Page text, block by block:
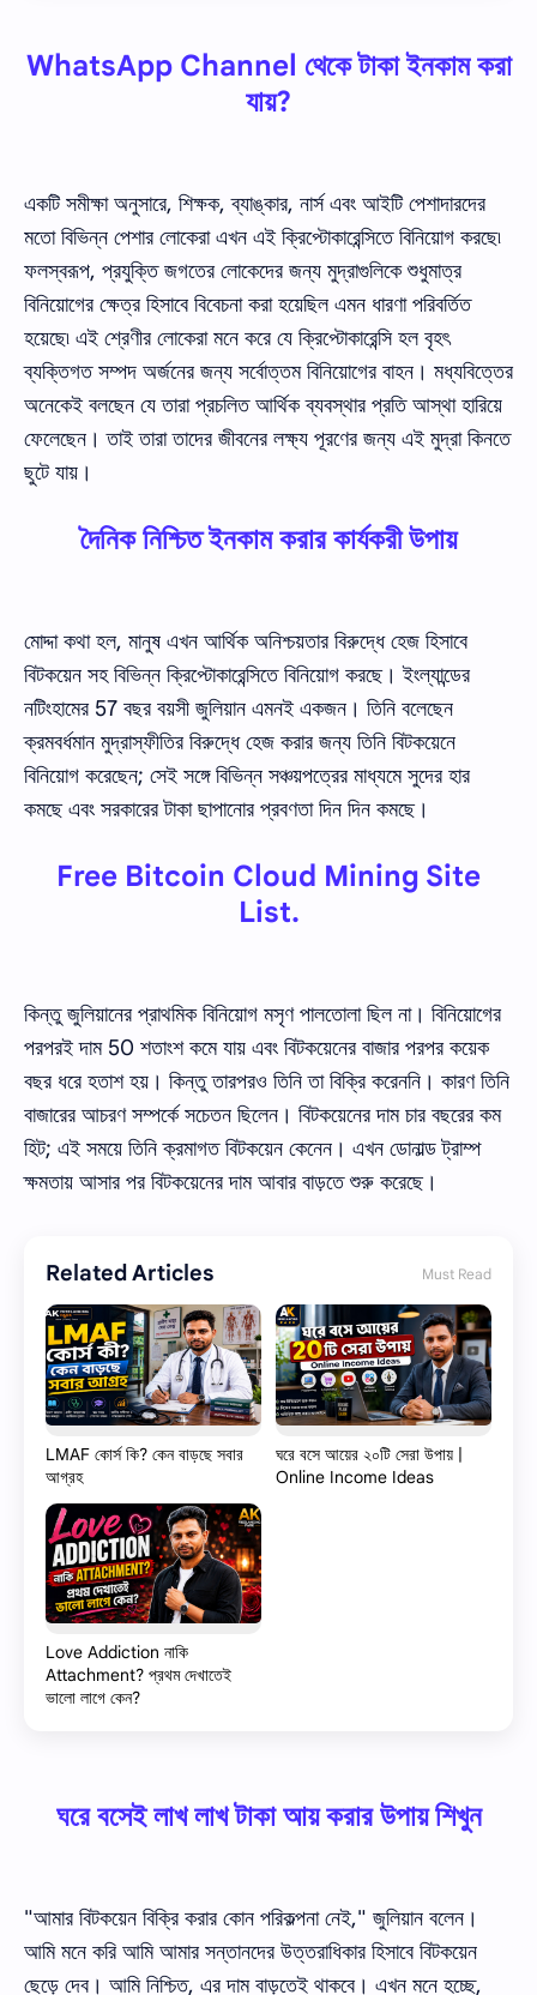
WhatsApp Channel থেকে টাকা ইনকাম করা
যায়?
একটি সমীক্ষা অনুসারে, শিক্ষক, ব্যাঙ্কার, নার্স এবং আইটি পেশাদারদের
মতো বিভিন্ন পেশার লোকেরা এখন এই ক্রিপ্টোকারেন্সিতে বিনিয়োগ করছে৷
ফলস্বরূপ, প্রযুক্তি জগতের লোকেদের জন্য মুদ্রাগুলিকে শুধুমাত্র
বিনিয়োগের ক্ষেত্র হিসাবে বিবেচনা করা হয়েছিল এমন ধারণা পরিবর্তিত
হয়েছে৷ এই শ্রেণীর লোকেরা মনে করে যে ক্রিপ্টোকারেন্সি হল বৃহৎ
ব্যক্তিগত সম্পদ অর্জনের জন্য সর্বোত্তম বিনিয়োগের বাহন। মধ্যবিত্তের
অনেকেই বলছেন যে তারা প্রচলিত আর্থিক ব্যবস্থার প্রতি আস্থা হারিয়ে
ফেলেছেন। তাই তারা তাদের জীবনের লক্ষ্য পূরণের জন্য এই মুদ্রা কিনতে
ছুটে যায়।
দৈনিক নিশ্চিত ইনকাম করার কার্যকরী উপায়
মোদ্দা কথা হল, মানুষ এখন আর্থিক অনিশ্চয়তার বিরুদ্ধে হেজ হিসাবে
বিটকয়েন সহ বিভিন্ন ক্রিপ্টোকারেন্সিতে বিনিয়োগ করছে। ইংল্যান্ডের
নটিংহামের 57 বছর বয়সী জুলিয়ান এমনই একজন। তিনি বলেছেন
ক্রমবর্ধমান মুদ্রাস্ফীতির বিরুদ্ধে হেজ করার জন্য তিনি বিটকয়েনে
বিনিয়োগ করেছেন; সেই সঙ্গে বিভিন্ন সঞ্চয়পত্রের মাধ্যমে সুদের হার
কমছে এবং সরকারের টাকা ছাপানোর প্রবণতা দিন দিন কমছে।
Free Bitcoin Cloud Mining Site
List.
কিন্তু জুলিয়ানের প্রাথমিক বিনিয়োগ মসৃণ পালতোলা ছিল না। বিনিয়োগের
পরপরই দাম 50 শতাংশ কমে যায় এবং বিটকয়েনের বাজার পরপর কয়েক
বছর ধরে হতাশ হয়। কিন্তু তারপরও তিনি তা বিক্রি করেননি। কারণ তিনি
বাজারের আচরণ সম্পর্কে সচেতন ছিলেন। বিটকয়েনের দাম চার বছরের কম
হিট; এই সময়ে তিনি ক্রমাগত বিটকয়েন কেনেন। এখন ডোনাল্ড ট্রাম্প
ক্ষমতায় আসার পর বিটকয়েনের দাম আবার বাড়তে শুরু করেছে।
Related Articles Must Read
LMAF কোর্স কি? কেন বাড়ছে সবার
আগ্রহ
ঘরে বসে আয়ের ২০টি সেরা উপায় |
Online Income Ideas
Love Addiction নাকি
Attachment? প্রথম দেখাতেই
ভালো লাগে কেন?
ঘরে বসেই লাখ লাখ টাকা আয় করার উপায় শিখুন
"আমার বিটকয়েন বিক্রি করার কোন পরিকল্পনা নেই," জুলিয়ান বলেন।
আমি মনে করি আমি আমার সন্তানদের উত্তরাধিকার হিসাবে বিটকয়েন
ছেড়ে দেব। আমি নিশ্চিত, এর দাম বাড়তেই থাকবে। এখন মনে হচ্ছে,